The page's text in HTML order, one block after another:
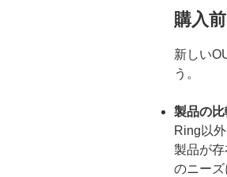
購入
新しい
う。
製品の比
Ring以
製品が
のニーズ